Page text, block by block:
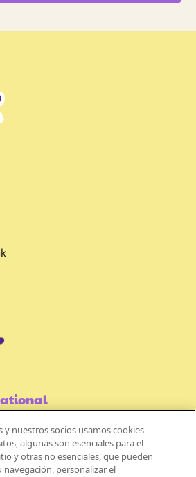
y nuestros socios usamos cookies
algunas son esenciales para el
y otras no esenciales, que pueden
navegación, personalizar el